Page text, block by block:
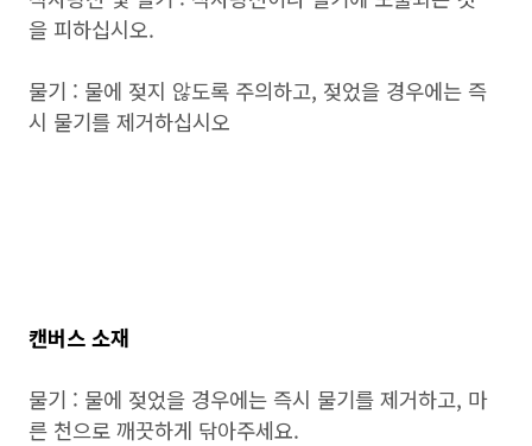
을 피하십시오.
물기 : 물에 젖지 않도록 주의하고, 젖었을 경우에는 즉
시 물기를 제거하십시오
캔버스 소재
물기 : 물에 젖었을 경우에는 즉시 물기를 제거하고, 마
른 천으로 깨끗하게 닦아주세요.